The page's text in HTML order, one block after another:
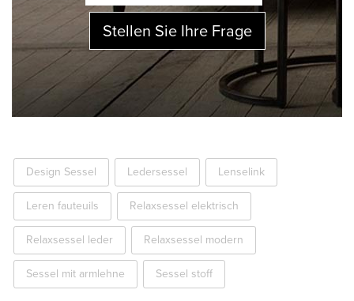
Stellen Sie Ihre Frage
Design Sessel Ledersessel Lenselink
Leren fauteuils Relaxsessel elektrisch
Relaxsessel leder Relaxsessel modern
Sessel mit armlehne Sessel stoff